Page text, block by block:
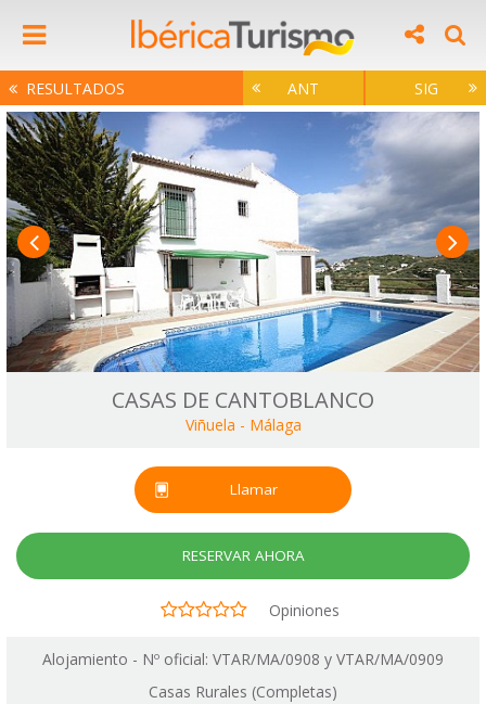
RESULTADOS ANT SIG
CASAS DE CANTOBLANCO
Viñuela - Málaga
Llamar
RESERVAR AHORA
Opiniones
Alojamiento - Nº oficial: VTAR/MA/0908 y VTAR/MA/0909
Casas Rurales (Completas)